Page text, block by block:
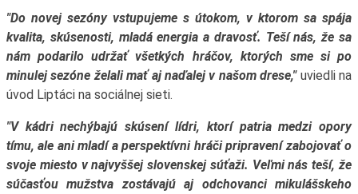
"Do novej sezóny vstupujeme s útokom, v ktorom sa spája
kvalita, skúsenosti, mladá energia a dravosť. Teší nás, že sa
nám podarilo udržať všetkých hráčov, ktorých sme si po
minulej sezóne želali mať aj naďalej v našom drese,"uviedli na
úvod Liptáci na sociálnej sieti.
"V kádri nechýbajú skúsení lídri, ktorí patria medzi opory
tímu, ale ani mladí a perspektívni hráči pripravení zabojovať o
svoje miesto v najvyššej slovenskej súťaži. Veľmi nás teší, že
súčasťou mužstva zostávajú aj odchovanci mikulášskeho